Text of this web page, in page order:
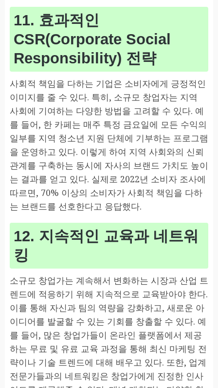
11. 효과적인
CSR(Corporate Social
Responsibility) 전략
사회적 책임을 다하는 기업은 소비자에게 긍정적인
이미지를 줄 수 있다. 특히, 소규모 창업자는 지역
사회에 기여하는 다양한 방법을 고려할 수 있다. 예
를 들어, 한 카페는 매주 특정 금요일에 모든 수익의
일부를 지역 청소년 지원 단체에 기부하는 프로그램
을 운영하고 있다. 이렇게 하여 지역 사회와의 신뢰
관계를 구축하는 동시에 자사의 브랜드 가치도 높이
는 결과를 얻고 있다. 실제로 2022년 소비자 조사에
따르면, 70% 이상의 소비자가 사회적 책임을 다하
는 브랜드를 선호한다고 응답했다.
12. 지속적인 교육과 네트워
킹
소규모 창업가는 계속해서 변화하는 시장과 산업 트
렌드에 적응하기 위해 지속적으로 교육받아야 한다.
이를 통해 자신과 팀의 역량을 강화하고, 새로운 아
이디어를 발굴할 수 있는 기회를 창출할 수 있다. 예
를 들어, 많은 창업가들이 온라인 플랫폼에서 제공
하는 무료 및 유료 교육 과정을 통해 최신 마케팅 전
략이나 기술 트렌드에 대해 배우고 있다. 또한, 업계
전문가들과의 네트워킹은 창업가에게 진정한 인사